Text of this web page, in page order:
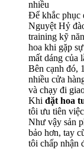
nhiều
Để khắc phục
Nguyệt Hỷ
training kỹ
hoa khi gặp
mất dáng của
Bên cạnh đó,
nhiều cửa
và chạy đi
Khi đặt hoa
tôi ưu tiên
Như vậy sản
bảo hơn, tay
tôi chấp nhận